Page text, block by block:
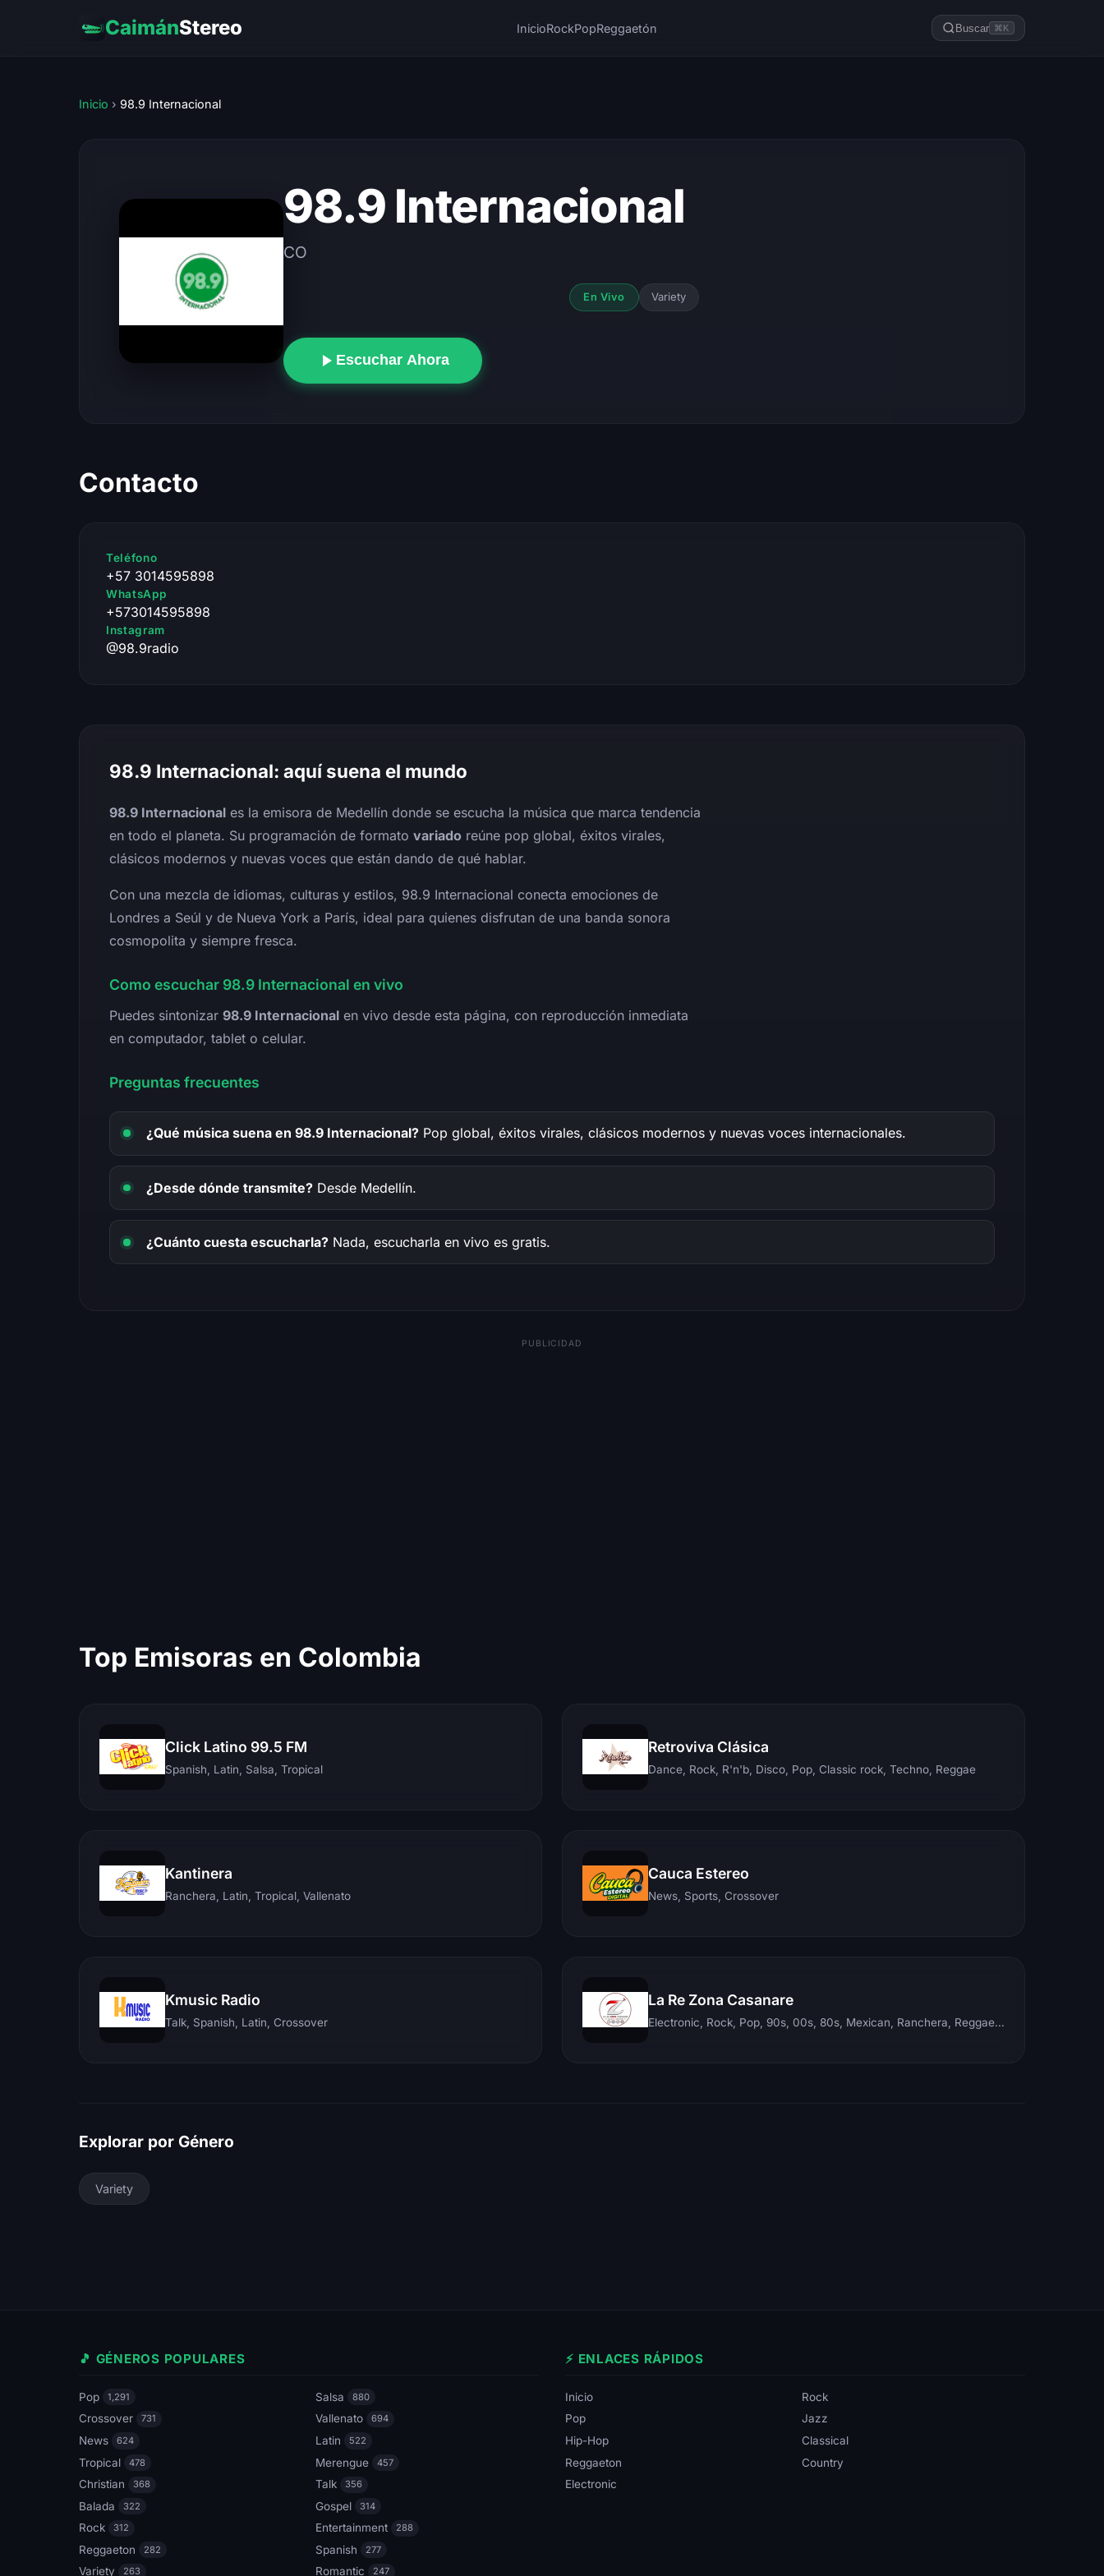
CaimánStereo InicioRockPopReggaetón Buscar ⌘K
Inicio › 98.9 Internacional
98.9 Internacional
CO
En Vivo Variety
Escuchar Ahora
Contacto
Teléfono
+57 3014595898
WhatsApp
+573014595898
Instagram
@98.9radio
98.9 Internacional: aquí suena el mundo
98.9 Internacional es la emisora de Medellín donde se escucha la música que marca tendencia
en todo el planeta. Su programación de formato variado reúne pop global, éxitos virales,
clásicos modernos y nuevas voces que están dando de qué hablar.
Con una mezcla de idiomas, culturas y estilos, 98.9 Internacional conecta emociones de
Londres a Seúl y de Nueva York a París, ideal para quienes disfrutan de una banda sonora
cosmopolita y siempre fresca.
Como escuchar 98.9 Internacional en vivo
Puedes sintonizar 98.9 Internacional en vivo desde esta página, con reproducción inmediata
en computador, tablet o celular.
Preguntas frecuentes
¿Qué música suena en 98.9 Internacional? Pop global, éxitos virales, clásicos modernos y nuevas voces internacionales.
¿Desde dónde transmite? Desde Medellín.
¿Cuánto cuesta escucharla? Nada, escucharla en vivo es gratis.
PUBLICIDAD
Top Emisoras en Colombia
Click Latino 99.5 FM
Spanish, Latin, Salsa, Tropical
Retroviva Clásica
Dance, Rock, R'n'b, Disco, Pop, Classic rock, Techno, Reggae
Kantinera
Ranchera, Latin, Tropical, Vallenato
Cauca Estereo
News, Sports, Crossover
Kmusic Radio
Talk, Spanish, Latin, Crossover
La Re Zona Casanare
Electronic, Rock, Pop, 90s, 00s, 80s, Mexican, Ranchera, Reggaeton, Instrumental, Salsa, Merengue, Tropical, Romantic, Vallenato, Llanera
Explorar por Género
Variety
🎵 GÉNEROS POPULARES
Pop 1,291 Salsa 880
Crossover 731 Vallenato 694
News 624 Latin 522
Tropical 478 Merengue 457
Christian 368 Talk 356
Balada 322 Gospel 314
Rock 312 Entertainment 288
Reggaeton 282 Spanish 277
Variety 263 Romantic 247
⚡ ENLACES RÁPIDOS
Inicio
Rock
Pop
Jazz
Hip-Hop
Classical
Reggaeton
Country
Electronic